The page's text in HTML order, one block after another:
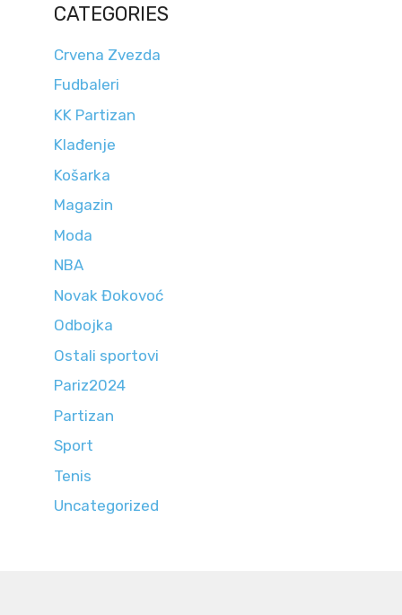
CATEGORIES
Crvena Zvezda
Fudbaleri
KK Partizan
Klađenje
Košarka
Magazin
Moda
NBA
Novak Đokovoć
Odbojka
Ostali sportovi
Pariz2024
Partizan
Sport
Tenis
Uncategorized